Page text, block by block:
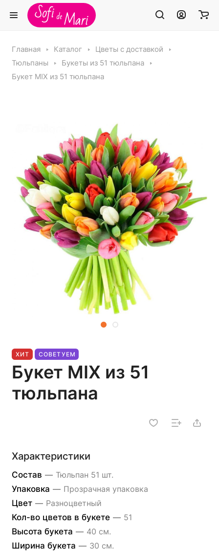
Главная Каталог
Цветы с доставкой
Тюльпаны
Букеты из 51 тюльпана
Букет MIX из 51 тюльпана
ХИТ СОВЕТУЕМ
Букет MIX из 51
тюльпана
Характеристики
Состав — Тюльпан 51 шт.
Упаковка — Прозрачная упаковка
Цвет — Разноцветный
Кол-во цветов в букете — 51
Высота букета — 40 см.
Ширина букета — 30 см.